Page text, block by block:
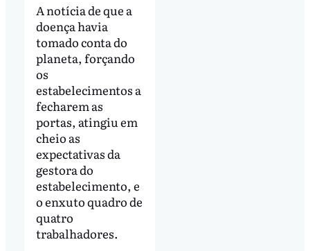
A notícia de que a
doença havia
tomado conta do
planeta, forçando
os
estabelecimentos a
fecharem as
portas, atingiu em
cheio as
expectativas da
gestora do
estabelecimento, e
o enxuto quadro de
quatro
trabalhadores.